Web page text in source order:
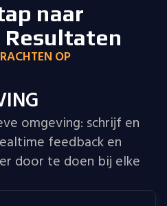
naar
OP
omgeving: schrijf en
feedback en
door te doen bij elke